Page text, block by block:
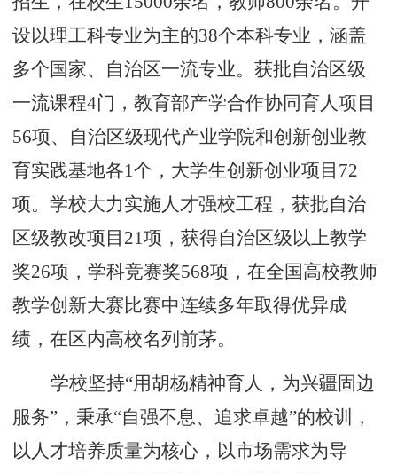
设以理工科专业为主的38个本科专业，涵盖
多个国家、自治区一流专业。获批自治区级
一流课程4门，教育部产学合作协同育人项目
56项、自治区级现代产业学院和创新创业教
育实践基地各1个，大学生创新创业项目72
项。学校大力实施人才强校工程，获批自治
区级教改项目21项，获得自治区级以上教学
奖26项，学科竞赛奖568项，在全国高校教师
教学创新大赛比赛中连续多年取得优异成
绩，在区内高校名列前茅。
学校坚持“用胡杨精神育人，为兴疆固边
服务”，秉承“自强不息、追求卓越”的校训，
以人才培养质量为核心，以市场需求为导